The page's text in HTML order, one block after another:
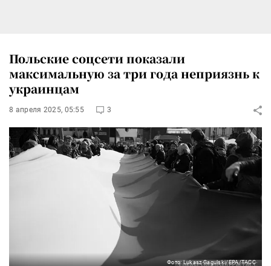
Польские соцсети показали
максимальную за три года неприязнь к
украинцам
8 апреля 2025, 05:55 3
Фото: Lukasz Gagulski/EPA/ТАСС